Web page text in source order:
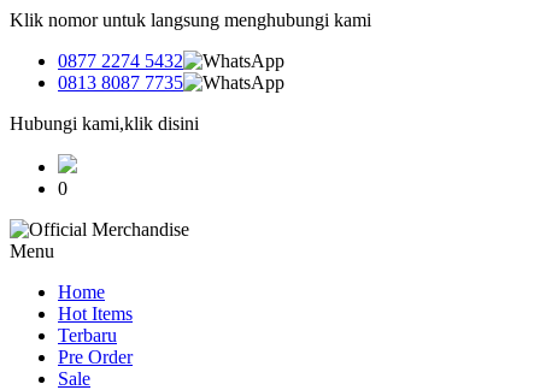
Klik nomor untuk langsung menghubungi kami
0877 2274 5432
0813 8087 7735
Hubungi kami,klik disini
0
Menu
Home
Hot Items
Terbaru
Pre Order
Sale